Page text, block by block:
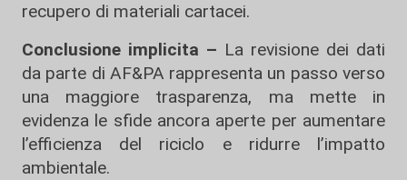
recupero di materiali cartacei.
Conclusione implicita – La revisione dei dati
da parte di AF&PA rappresenta un passo verso
una maggiore trasparenza, ma mette in
evidenza le sfide ancora aperte per aumentare
l’efficienza del riciclo e ridurre l’impatto
ambientale.